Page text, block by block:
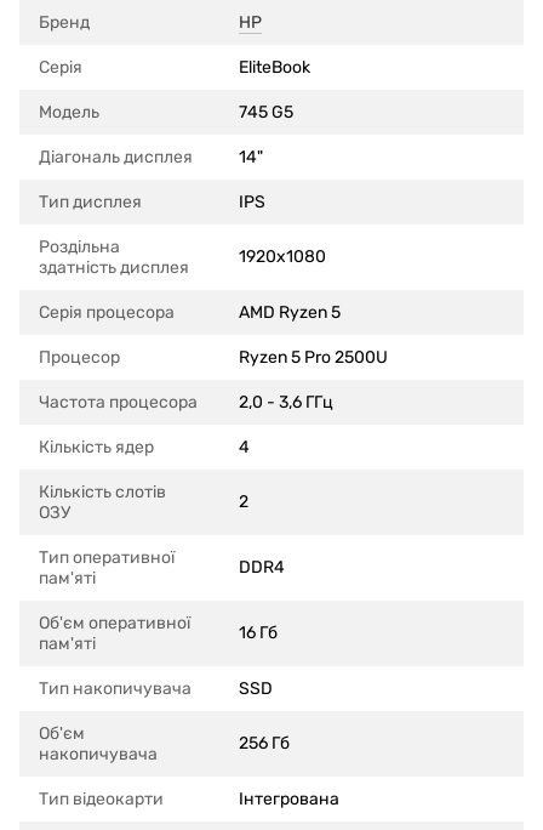
Бренд HP
Серія EliteBook
Модель 745 G5
Діагональ дисплея 14"
Тип дисплея IPS
Роздільна
здатність дисплея
1920x1080
Серія процесора AMD Ryzen 5
Процесор Ryzen 5 Pro 2500U
Частота процесора 2,0 - 3,6 ГГц
Кількість ядер 4
Кількість слотів
ОЗУ
2
Тип оперативної
пам'яті
DDR4
Об'єм оперативної
пам'яті
16 Гб
Тип накопичувача SSD
Об'єм
накопичувача
256 Гб
Тип відеокарти Інтегрована